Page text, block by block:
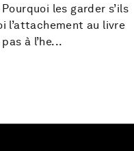
les garder s’ils
l’attachement au livre
à l’he...